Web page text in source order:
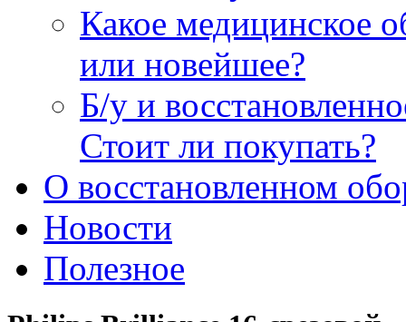
Какое медицинское
или новейшее?
Б/у и
Стоит ли покупать?
О восстановленном
Новости
Полезное